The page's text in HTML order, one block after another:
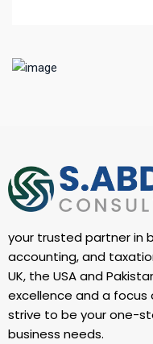
your trusted partner in
accounting, and
UK, the USA and
excellence and a
strive to be your one-
business needs.